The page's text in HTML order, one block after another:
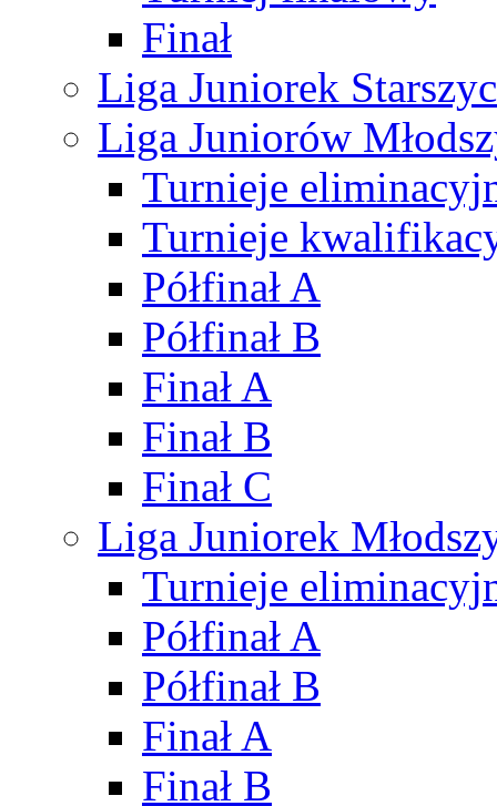
Finał
Liga Juniorek
Liga Juniorów
Turnieje
Turnieje
Półfinał A
Półfinał B
Finał A
Finał B
Finał C
Liga Juniorek
Turnieje
Półfinał A
Półfinał B
Finał A
Finał B